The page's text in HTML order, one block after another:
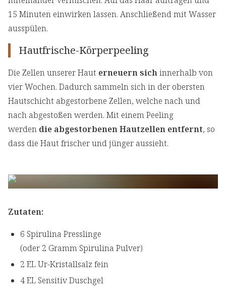
15 Minuten einwirken lassen. Anschließend mit Wasser
ausspülen.
Hautfrische-Körperpeeling
Die Zellen unserer Haut erneuern sichinnerhalb von
vier Wochen. Dadurch sammeln sich in der obersten
Hautschicht abgestorbene Zellen, welche nach und
nach abgestoßen werden. Mit einem Peeling
werden die abgestorbenen Hautzellen entfernt, so
dass die Haut frischer und jünger aussieht.
Zutaten:
6 Spirulina Presslinge
(oder 2 Gramm Spirulina Pulver)
2 EL Ur-Kristallsalz fein
4 EL Sensitiv Duschgel